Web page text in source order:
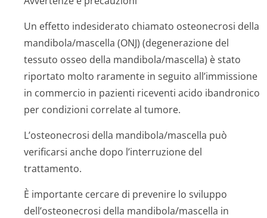
Un effetto indesiderato chiamato osteonecrosi della
mandibola/mascella (ONJ) (degenerazione del
tessuto osseo della mandibola/mascella) è stato
riportato molto raramente in seguito all’immissione
in commercio in pazienti riceventi acido ibandronico
per condizioni correlate al tumore.
L’osteonecrosi della mandibola/mascella può
verificarsi anche dopo l’interruzione del
trattamento.
È importante cercare di prevenire lo sviluppo
dell’osteonecrosi della mandibola/mascella in